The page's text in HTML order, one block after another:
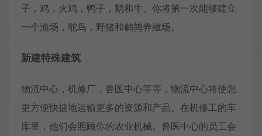
子，鸡，火鸡，鸭子，鹅和牛。你将第一次能够建立
一个渔场，鸵鸟，野猪和鹌鹑养殖场。
新建特殊建筑
物流中心，机修厂，兽医中心等等，物流中心将使您
更方便快捷地运输更多的资源和产品。在机修工的车
库里，他们会照顾你的农业机械。兽医中心的员工会